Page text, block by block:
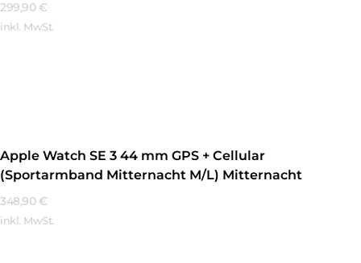
299,90 €
inkl. MwSt.
Apple Watch SE 3 44 mm GPS + Cellular
(Sportarmband Mitternacht M/L) Mitternacht
348,90 €
inkl. MwSt.